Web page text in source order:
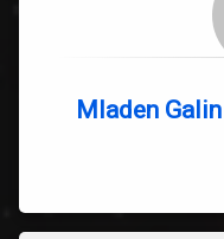
Mladen Galin